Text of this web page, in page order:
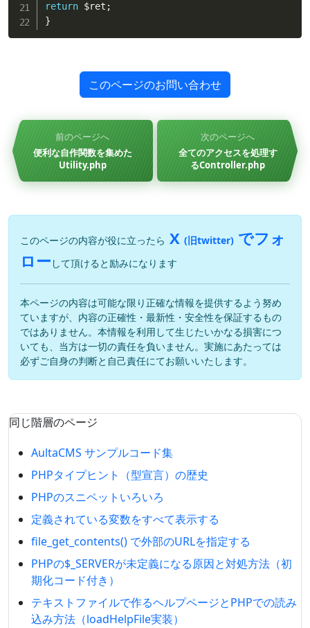
return $ret ;
}
このページのお問い合わせ
前のページへ
便利な自作関数を集めた
Utility.php
次のページへ
全てのアクセスを処理す
るController.php
このページの内容が役に立ったら X (旧twitter) でフォ
ロー して頂けると励みになります
本ページの内容は可能な限り正確な情報を提供するよう努め
ていますが、内容の正確性・最新性・安全性を保証するもの
ではありません。本情報を利用して生じたいかなる損害につ
いても、当方は一切の責任を負いません。実施にあたっては
必ずご自身の判断と自己責任にてお願いいたします。
同じ階層のページ
AultaCMS サンプルコード集
PHPタイプヒント（型宣言）の歴史
PHPのスニペットいろいろ
定義されている変数をすべて表示する
file_get_contents() で外部のURLを指定する
PHPの$_SERVERが未定義になる原因と対処方法（初
期化コード付き）
テキストファイルで作るヘルプページとPHPでの読み
込み方法（loadHelpFile実装）